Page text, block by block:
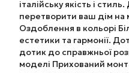
італійську якість і
перетворити ваш дім на
Оздоблення в кольорі
естетики та гармонії.
дотик до справжньої
моделі Прихований